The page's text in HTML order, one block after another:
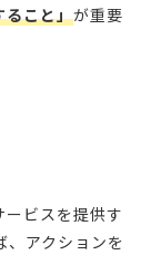
ること」が重要
ビスを提供す
、アクションを